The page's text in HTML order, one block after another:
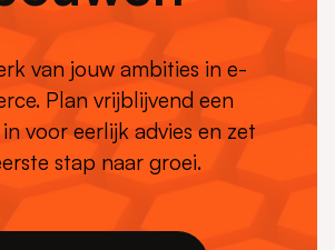
van jouw ambities in e-
Plan vrijblijvend een
voor eerlijk advies en zet
stap naar groei.